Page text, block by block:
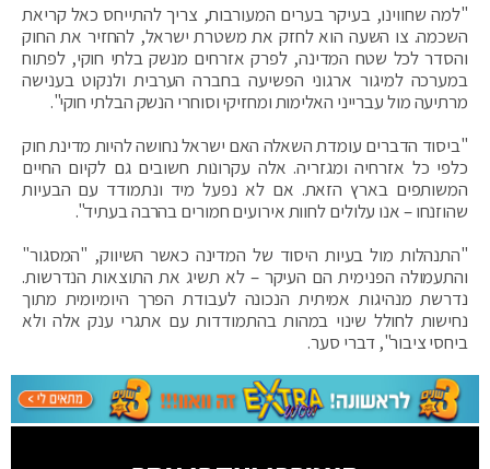
"למה שחווינו, בעיקר בערים המעורבות, צריך להתייחס כאל קריאת
השכמה. צו השעה הוא לחזק את משטרת ישראל, להחזיר את החוק
והסדר לכל שטח המדינה, לפרק אזרחים מנשק בלתי חוקי, לפתוח
במערכה למיגור ארגוני הפשיעה בחברה הערבית ולנקוט בענישה
מרתיעה מול עברייני האלימות ומחזיקי וסוחרי הנשק הבלתי חוקי".
"ביסוד הדברים עומדת השאלה האם ישראל נחושה להיות מדינת חוק
כלפי כל אזרחיה ומגזריה. אלה עקרונות חשובים גם לקיום החיים
המשותפים בארץ הזאת. אם לא נפעל מיד ונתמודד עם הבעיות
שהוזנחו – אנו עלולים לחוות אירועים חמורים בהרבה בעתיד".
"התנהלות מול בעיות היסוד של המדינה כאשר השיווק, "המסגור"
והתעמולה הפנימית הם העיקר – לא תשיג את התוצאות הנדרשות.
נדרשת מנהיגות אמיתית הנכונה לעבודת הפרך היומיומית מתוך
נחישות לחולל שינוי במהות בהתמודדות עם אתגרי ענק אלה ולא
ביחסי ציבור", דברי סער.